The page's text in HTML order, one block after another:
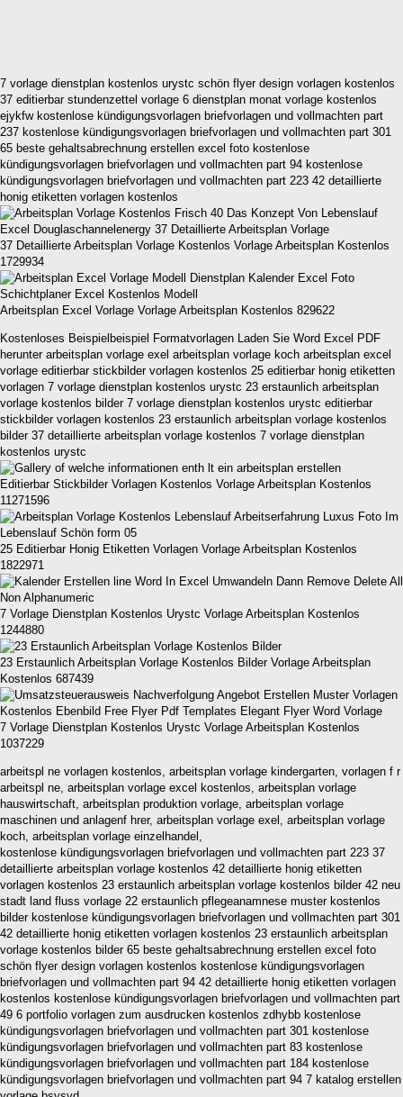
7 vorlage dienstplan kostenlos urystc schön flyer design vorlagen kostenlos
37 editierbar stundenzettel vorlage 6 dienstplan monat vorlage kostenlos
ejykfw kostenlose kündigungsvorlagen briefvorlagen und vollmachten part
237 kostenlose kündigungsvorlagen briefvorlagen und vollmachten part 301
65 beste gehaltsabrechnung erstellen excel foto kostenlose
kündigungsvorlagen briefvorlagen und vollmachten part 94 kostenlose
kündigungsvorlagen briefvorlagen und vollmachten part 223 42 detaillierte
honig etiketten vorlagen kostenlos
37 Detaillierte Arbeitsplan Vorlage Kostenlos Vorlage Arbeitsplan Kostenlos
1729934
Arbeitsplan Excel Vorlage Vorlage Arbeitsplan Kostenlos 829622
Kostenloses Beispielbeispiel Formatvorlagen Laden Sie Word Excel PDF
herunter arbeitsplan vorlage exel arbeitsplan vorlage koch arbeitsplan excel
vorlage editierbar stickbilder vorlagen kostenlos 25 editierbar honig etiketten
vorlagen 7 vorlage dienstplan kostenlos urystc 23 erstaunlich arbeitsplan
vorlage kostenlos bilder 7 vorlage dienstplan kostenlos urystc editierbar
stickbilder vorlagen kostenlos 23 erstaunlich arbeitsplan vorlage kostenlos
bilder 37 detaillierte arbeitsplan vorlage kostenlos 7 vorlage dienstplan
kostenlos urystc
Editierbar Stickbilder Vorlagen Kostenlos Vorlage Arbeitsplan Kostenlos
11271596
25 Editierbar Honig Etiketten Vorlagen Vorlage Arbeitsplan Kostenlos
1822971
7 Vorlage Dienstplan Kostenlos Urystc Vorlage Arbeitsplan Kostenlos
1244880
23 Erstaunlich Arbeitsplan Vorlage Kostenlos Bilder Vorlage Arbeitsplan
Kostenlos 687439
7 Vorlage Dienstplan Kostenlos Urystc Vorlage Arbeitsplan Kostenlos
1037229
arbeitspl ne vorlagen kostenlos, arbeitsplan vorlage kindergarten, vorlagen f r
arbeitspl ne, arbeitsplan vorlage excel kostenlos, arbeitsplan vorlage
hauswirtschaft, arbeitsplan produktion vorlage, arbeitsplan vorlage
maschinen und anlagenf hrer, arbeitsplan vorlage exel, arbeitsplan vorlage
koch, arbeitsplan vorlage einzelhandel,
kostenlose kündigungsvorlagen briefvorlagen und vollmachten part 223 37
detaillierte arbeitsplan vorlage kostenlos 42 detaillierte honig etiketten
vorlagen kostenlos 23 erstaunlich arbeitsplan vorlage kostenlos bilder 42 neu
stadt land fluss vorlage 22 erstaunlich pflegeanamnese muster kostenlos
bilder kostenlose kündigungsvorlagen briefvorlagen und vollmachten part 301
42 detaillierte honig etiketten vorlagen kostenlos 23 erstaunlich arbeitsplan
vorlage kostenlos bilder 65 beste gehaltsabrechnung erstellen excel foto
schön flyer design vorlagen kostenlos kostenlose kündigungsvorlagen
briefvorlagen und vollmachten part 94 42 detaillierte honig etiketten vorlagen
kostenlos kostenlose kündigungsvorlagen briefvorlagen und vollmachten part
49 6 portfolio vorlagen zum ausdrucken kostenlos zdhybb kostenlose
kündigungsvorlagen briefvorlagen und vollmachten part 301 kostenlose
kündigungsvorlagen briefvorlagen und vollmachten part 83 kostenlose
kündigungsvorlagen briefvorlagen und vollmachten part 184 kostenlose
kündigungsvorlagen briefvorlagen und vollmachten part 94 7 katalog erstellen